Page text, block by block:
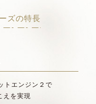
ズの特長
トエンジン２で
えを実現